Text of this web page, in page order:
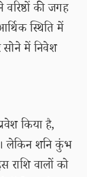
की जगह
स्थिति में
सोने में निवेश
किया है,
लेकिन शनि कुंभ
राशि वालों को